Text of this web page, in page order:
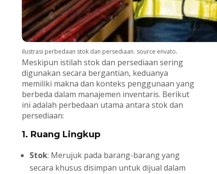
ilustrasi perbedaan stok dan persediaan. source envato.
Meskipun istilah stok dan persediaan sering
digunakan secara bergantian, keduanya
memiliki makna dan konteks penggunaan yang
berbeda dalam manajemen inventaris. Berikut
ini adalah perbedaan utama antara stok dan
persediaan:
1. Ruang Lingkup
Stok: Merujuk pada barang-barang yang
secara khusus disimpan untuk dijual dalam